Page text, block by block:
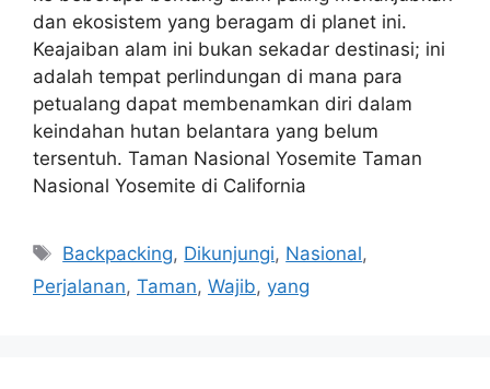
dan ekosistem yang beragam di planet ini.
Keajaiban alam ini bukan sekadar destinasi; ini
adalah tempat perlindungan di mana para
petualang dapat membenamkan diri dalam
keindahan hutan belantara yang belum
tersentuh. Taman Nasional Yosemite Taman
Nasional Yosemite di California
Tags
Backpacking, Dikunjungi, Nasional,
Perjalanan, Taman, Wajib, yang